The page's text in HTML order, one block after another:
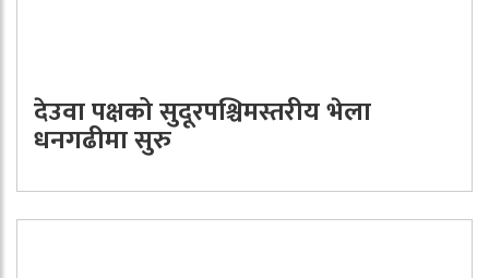
देउवा पक्षको सुदूरपश्चिमस्तरीय भेला
धनगढीमा सुरु